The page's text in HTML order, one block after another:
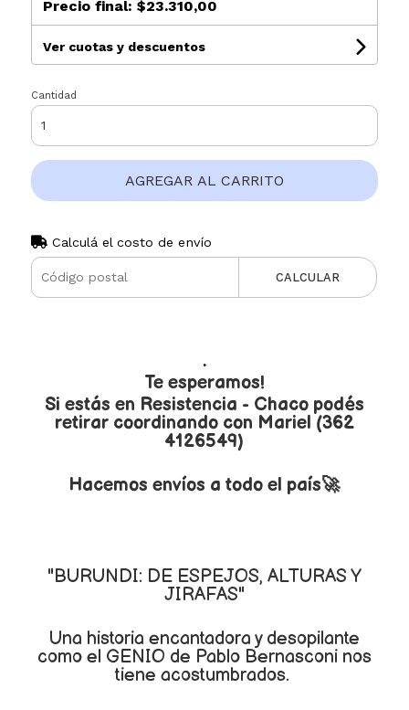
Precio final: $23.310,00
Ver cuotas y descuentos
Cantidad
AGREGAR AL CARRITO
Calculá el costo de envío
CALCULAR
.
Te esperamos!
Si estás en Resistencia - Chaco podés
retirar coordinando con Mariel (362
4126549)
Hacemos envíos a todo el país🚀
"BURUNDI: DE ESPEJOS, ALTURAS Y
JIRAFAS"
Una historia encantadora y desopilante
como el GENIO de Pablo Bernasconi nos
tiene acostumbrados.